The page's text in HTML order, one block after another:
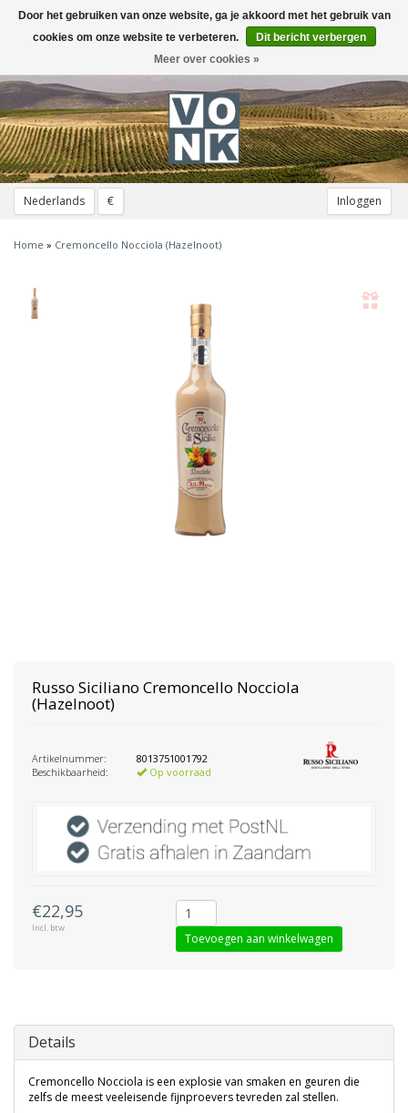
Nederlands € Inloggen
Toggle
navigation
Home » Cremoncello Nocciola (Hazelnoot)
Russo Siciliano Cremoncello Nocciola
(Hazelnoot)
Artikelnummer:
8013751001792
Beschikbaarheid:
Op voorraad
€22,95
Incl. btw
Toevoegen aan winkelwagen
Details
Cremoncello Nocciola is een explosie van smaken en geuren die
zelfs de meest veeleisende fijnproevers tevreden zal stellen.
Door het gebruiken van onze website, ga je akkoord met het gebruik van
cookies om onze website te verbeteren.
Dit bericht verbergen
Meer over cookies »